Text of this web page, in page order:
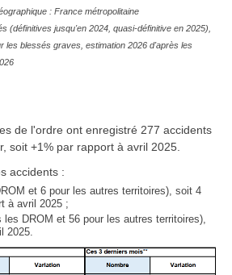
: France métropolitaine
(définitives jusqu'en 2024, quasi-définitive en 2025),
les blessés graves, estimation 2026 d'après les
de l'ordre ont enregistré 277 accidents
soit +1% par rapport à avril 2025.
accidents :
et 6 pour les autres territoires), soit 4
à avril 2025 ;
les DROM et 56 pour les autres territoires),
2025.